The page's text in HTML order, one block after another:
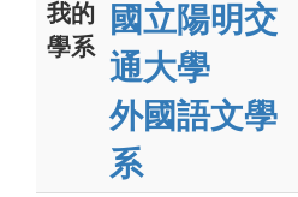
我的
學系
國立陽明交
通大學
外國語文學
系